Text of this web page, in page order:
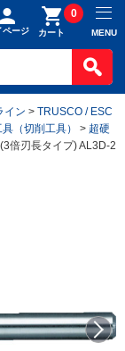
ページ カート
0
MENU
イン > TRUSCO / ESC
（切削工具） > 超硬
倍刃長タイプ) AL3D-2